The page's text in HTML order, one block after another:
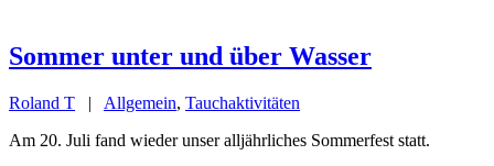
Sommer unter und über Wasser
Roland T | Allgemein, Tauchaktivitäten
Am 20. Juli fand wieder unser alljährliches Sommerfest statt.